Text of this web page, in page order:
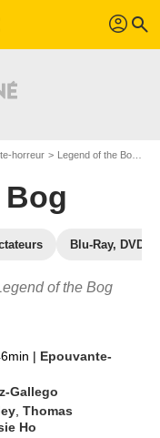
profil search
horreur Legend of the Bog
Blu-Ray, DVD
of the Bog
| Epouvante-
Gallego
,Thomas
Ho